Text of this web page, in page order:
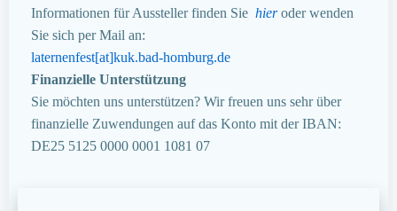
Informationen für Aussteller finden Sie hieroder wenden
Sie sich per Mail an:
laternenfest[at]kuk.bad-homburg.de
Finanzielle Unterstützung
Sie möchten uns unterstützen? Wir freuen uns sehr über
finanzielle Zuwendungen auf das Konto mit der IBAN:
DE25 5125 0000 0001 1081 07